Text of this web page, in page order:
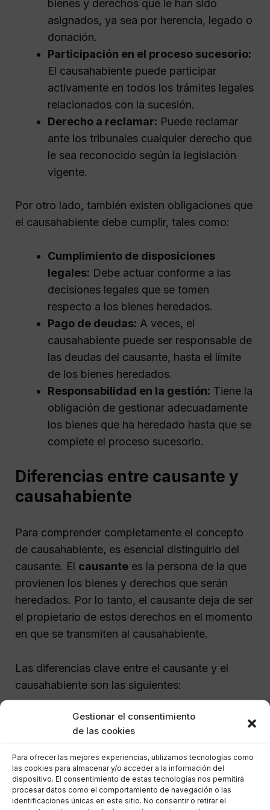
Gestionar el consentimiento
de las cookies
Para ofrecer las mejores experiencias, utilizamos tecnologías como
las cookies para almacenar y/o acceder a la información del
dispositivo. El consentimiento de estas tecnologías nos permitirá
procesar datos como el comportamiento de navegación o las
identificaciones únicas en este sitio. No consentir o retirar el
bienes y derechos que le han sido
asignados, ya sea por herencia, legado o
donación.
Participación en el proceso sucesorio:
El causahabiente puede participar
activamente en todos los trámites legales
relacionados con la sucesión.
Derecho a reclamar: Puede reclamar
ante los tribunales cualquier derecho que
le sea reconocido según la legislación
vigente.
Por otro lado, también existen obligaciones que
el causahabiente debe cumplir, tales como:
Cumplimiento de disposiciones
legales: Debe actuar conforme a las
decisiones legales que se tomen
respecto a los bienes heredados.
Pago de deudas: A veces, el
causahabiente puede ser responsable de
las deudas del causante, hasta el límite
de los bienes heredados.
Responsabilidad en la gestión: Tiene la
obligación de gestionar adecuadamente
los bienes que ha heredado hasta que se
complete el proceso sucesorio.
Diferencias entre causante y
causahabiente
Para comprender completamente el concepto
de causahabiente, es esencial distinguirlo del
causante. El causante es la persona de la que
provienen los bienes y derechos que serán
heredados. Por lo tanto, el causante deja de ser
el propietario de estos derechos en el momento
en que se transmiten al causahabiente.
Las diferencias clave entre el causante y el
causahabiente son las siguientes:
Propiedad:El causante es el propietario
original de los bienes, mientras que el
causahabiente es el nuevo titular.
Función:El causante se refiere a la
persona que ha fallecido o donado, y
cuyo patrimonio debe ser repartido,